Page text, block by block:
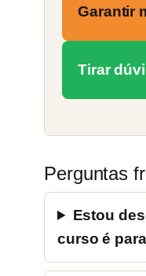
Garantir
Tirar
Perguntas
Estou
curso é